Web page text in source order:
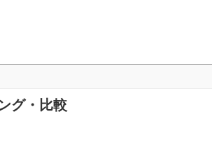
グ・比較